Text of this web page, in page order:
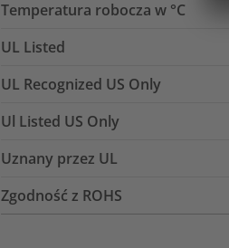
Temperatura robocza w °C
UL Listed
UL Recognized US Only
Ul Listed US Only
Uznany przez UL
Zgodność z ROHS